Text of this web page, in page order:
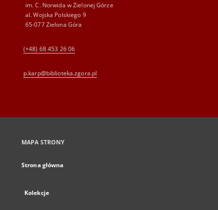
im. C. Norwida w Zielonej Górze
al. Wojska Polskiego 9
65-077 Zielona Góra
(+48) 68 453 26 06
p.karp@biblioteka.zgora.pl
MAPA STRONY
Strona główna
Kolekcje